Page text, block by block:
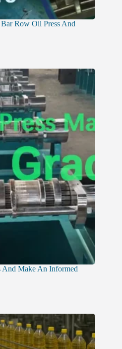
Row Oil Press And
And Make An Informed